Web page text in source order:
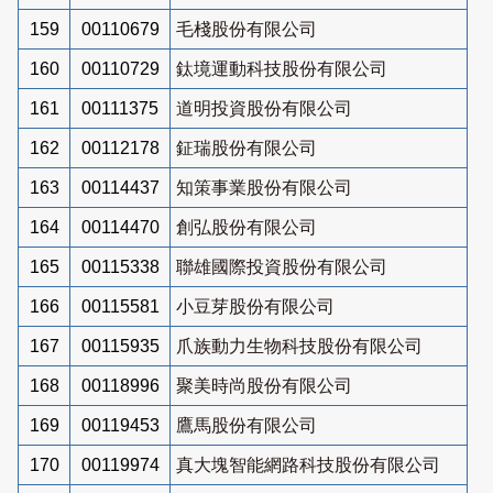
159 00110679 毛棧股份有限公司
160 00110729 鈦境運動科技股份有限公司
161 00111375 道明投資股份有限公司
162 00112178 鉦瑞股份有限公司
163 00114437 知策事業股份有限公司
164 00114470 創弘股份有限公司
165 00115338 聯雄國際投資股份有限公司
166 00115581 小豆芽股份有限公司
167 00115935 爪族動力生物科技股份有限公司
168 00118996 聚美時尚股份有限公司
169 00119453 鷹馬股份有限公司
170 00119974 真大塊智能網路科技股份有限公司